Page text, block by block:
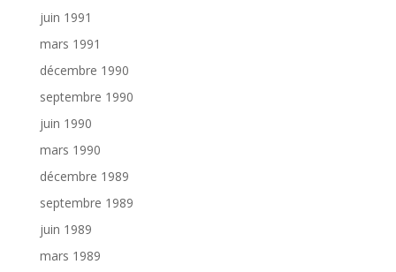
juin 1991
mars 1991
décembre 1990
septembre 1990
juin 1990
mars 1990
décembre 1989
septembre 1989
juin 1989
mars 1989